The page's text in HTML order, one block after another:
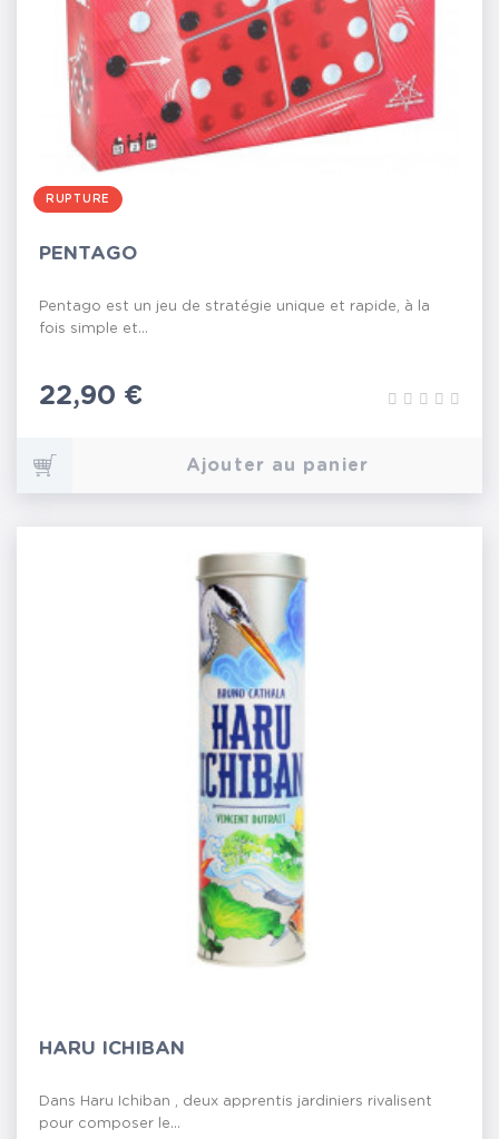
RUPTURE
PENTAGO
Pentago est un jeu de stratégie unique et rapide, à la
fois simple et...
Prix
22,90 €
Ajouter au panier
HARU ICHIBAN
Dans Haru Ichiban , deux apprentis jardiniers rivalisent
pour composer le...